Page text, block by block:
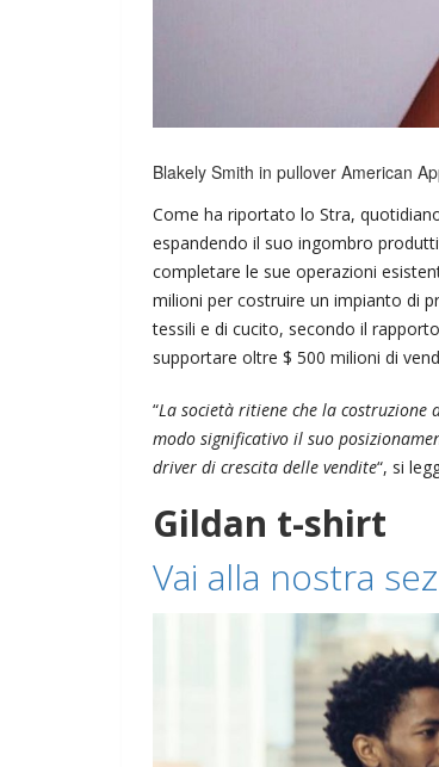
Blakely Smith in pullover American
Come ha riportato lo Stra,
espandendo il suo ingombro
completare le sue operazioni
milioni per costruire un impianto di
tessili e di cucito, secondo il
supportare oltre $ 500 milioni di
“La società ritiene che la costruzione
modo significativo il suo
driver di crescita delle vendite“, si
Gildan t-shirt
Vai alla nostra